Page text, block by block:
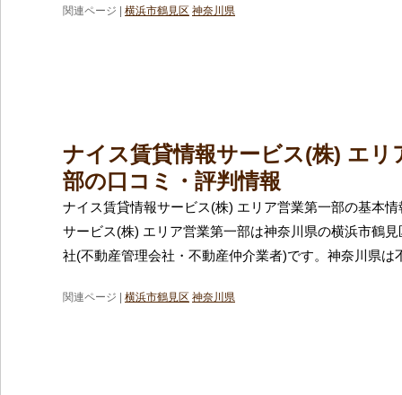
関連ページ | 横浜市鶴見区 神奈川県
ナイス賃貸情報サービス(株) エリ
部の口コミ・評判情報
ナイス賃貸情報サービス(株) エリア営業第一部の基本
サービス(株) エリア営業第一部は神奈川県の横浜市鶴
社(不動産管理会社・不動産仲介業者)です。神奈川県は
関連ページ | 横浜市鶴見区 神奈川県